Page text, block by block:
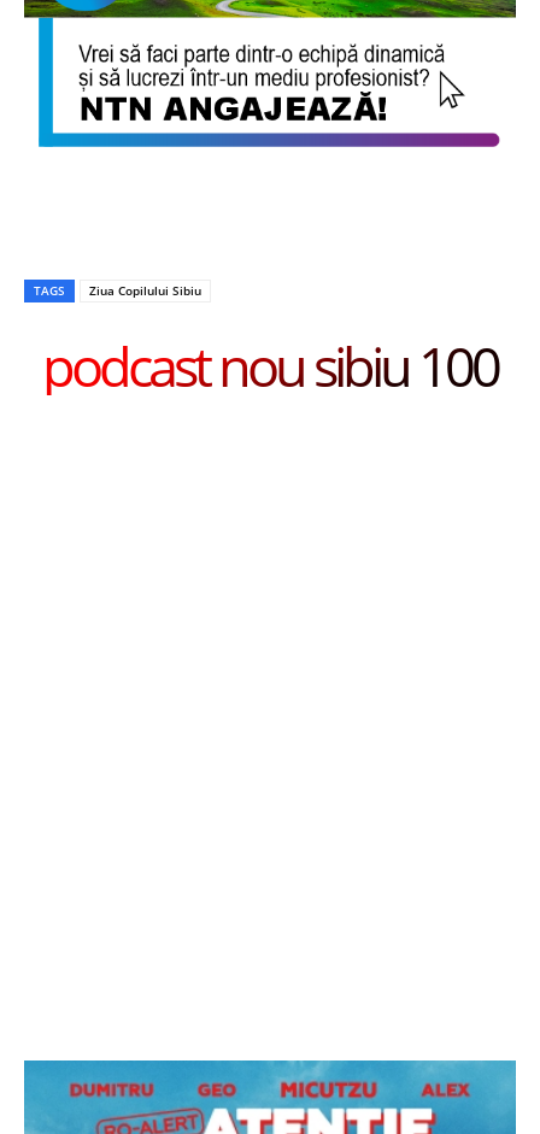
TAGS Ziua Copilului Sibiu
podcast nou sibiu 100